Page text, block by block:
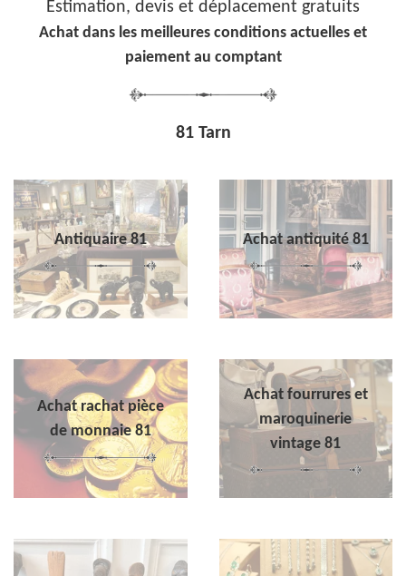
Estimation, devis et déplacement gratuits
Achat dans les meilleures conditions actuelles et
paiement au comptant
81 Tarn
Antiquaire 81 Achat antiquité 81
Achat rachat pièce
de monnaie 81
Achat fourrures et
maroquinerie
vintage 81